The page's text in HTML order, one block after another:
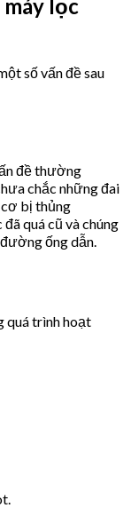
lọc
số vấn đề sau
đề thường
chắc những đai
bị thủng
quá cũ và chúng
ống dẫn.
quá trình hoạt